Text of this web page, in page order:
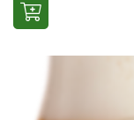
ACCUEIL